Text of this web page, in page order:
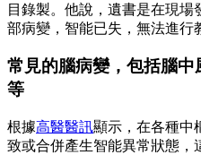
目錄製。他說，遺書是在現
部病變，智能已失，無法進行
常見的腦病變，包括腦
等
根據高醫醫訊顯示，在各種中
致或合併產生智能異常狀態，